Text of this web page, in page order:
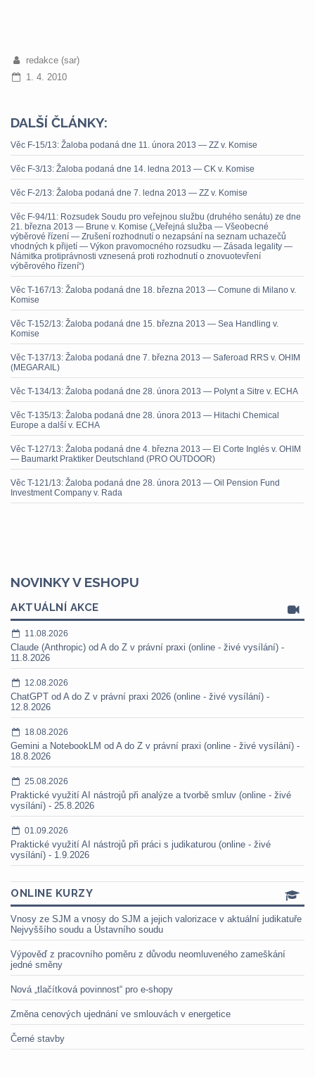
redakce (sar)
1. 4. 2010
DALŠÍ ČLÁNKY:
Věc F-15/13: Žaloba podaná dne 11. února 2013 — ZZ v. Komise
Věc F-3/13: Žaloba podaná dne 14. ledna 2013 — CK v. Komise
Věc F-2/13: Žaloba podaná dne 7. ledna 2013 — ZZ v. Komise
Věc F-94/11: Rozsudek Soudu pro veřejnou službu (druhého senátu) ze dne
21. března 2013 — Brune v. Komise („Veřejná služba — Všeobecné
výběrové řízení — Zrušení rozhodnutí o nezapsání na seznam uchazečů
vhodných k přijetí — Výkon pravomocného rozsudku — Zásada legality —
Námitka protiprávnosti vznesená proti rozhodnutí o znovuotevření
výběrového řízení“)
Věc T-167/13: Žaloba podaná dne 18. března 2013 — Comune di Milano v.
Komise
Věc T-152/13: Žaloba podaná dne 15. března 2013 — Sea Handling v.
Komise
Věc T-137/13: Žaloba podaná dne 7. března 2013 — Saferoad RRS v. OHIM
(MEGARAIL)
Věc T-134/13: Žaloba podaná dne 28. února 2013 — Polynt a Sitre v. ECHA
Věc T-135/13: Žaloba podaná dne 28. února 2013 — Hitachi Chemical
Europe a další v. ECHA
Věc T-127/13: Žaloba podaná dne 4. března 2013 — El Corte Inglés v. OHIM
— Baumarkt Praktiker Deutschland (PRO OUTDOOR)
Věc T-121/13: Žaloba podaná dne 28. února 2013 — Oil Pension Fund
Investment Company v. Rada
NOVINKY V ESHOPU
AKTUÁLNÍ AKCE
11.08.2026
Claude (Anthropic) od A do Z v právní praxi (online - živé vysílání) -
11.8.2026
12.08.2026
ChatGPT od A do Z v právní praxi 2026 (online - živé vysílání) -
12.8.2026
18.08.2026
Gemini a NotebookLM od A do Z v právní praxi (online - živé vysílání) -
18.8.2026
25.08.2026
Praktické využití AI nástrojů při analýze a tvorbě smluv (online - živé
vysílání) - 25.8.2026
01.09.2026
Praktické využití AI nástrojů při práci s judikaturou (online - živé
vysílání) - 1.9.2026
ONLINE KURZY
Vnosy ze SJM a vnosy do SJM a jejich valorizace v aktuální judikatuře
Nejvyššího soudu a Ústavního soudu
Výpověď z pracovního poměru z důvodu neomluveného zameškání
jedné směny
Nová „tlačítková povinnost“ pro e-shopy
Změna cenových ujednání ve smlouvách v energetice
Černé stavby